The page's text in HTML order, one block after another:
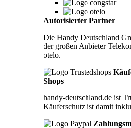
Autorisierter Partner
Die Handy Deutschland
der großen Anbieter
otelo.
Shops
handy-deutschland.de ist
Käuferschutz ist damit